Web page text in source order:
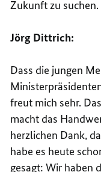
Zukunft zu suchen.
Jörg Dittrich:
Dass die jungen
freut mich sehr.
macht das
herzlichen Dank,
habe es heute
gesagt: Wir haben